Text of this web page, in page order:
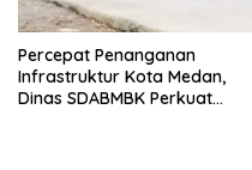
Percepat Penanganan
Infrastruktur Kota Medan,
Dinas SDABMBK Perkuat